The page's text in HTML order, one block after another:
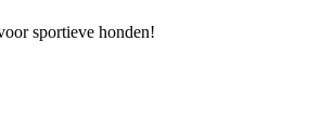
sportieve honden!